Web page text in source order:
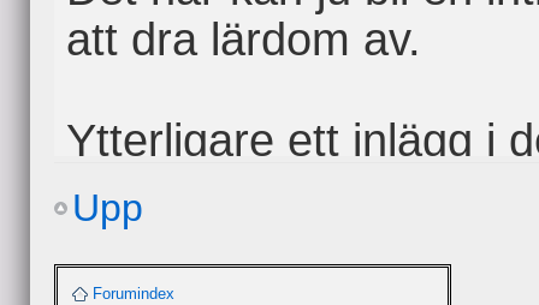
att dra lärdom av.
Ytterligare ett inlägg i
http://
id=1922&w=startsida
Upp
Forumindex